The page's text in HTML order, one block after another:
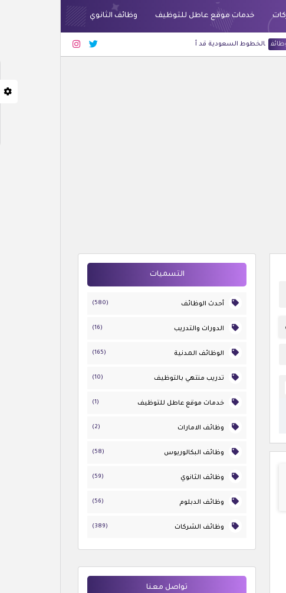
خدمات موقع عاطل للتوظيف وظائف الثانوي
قد أعلنت عن وظائف شاغرة لحملة الثانوية فأعلى بجدة والرياض
التسميات
أحدث الوظائف (580)
الدورات والتدريب (16)
الوظائف المدنية (165)
تدريب منتهي بالتوظيف (10)
خدمات موقع عاطل للتوظيف (1)
وظائف الامارات (2)
وظائف البكالوريوس (58)
وظائف الثانوي (59)
وظائف الدبلوم (56)
وظائف الشركات (389)
تواصل معنا